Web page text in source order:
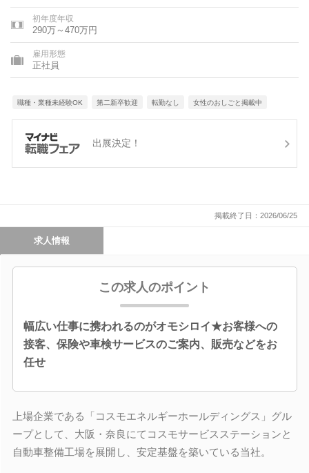
初年度年収
290万～470万円
雇用形態
正社員
職種・業種未経験OK 第二新卒歓迎 転勤なし 女性のおしごと掲載中
出展決定！
掲載終了日：2026/06/25
求人情報
この求人のポイント
幅広い仕事に携われるのがオモシロイ★お客様への
接客、保険や車検サービスのご案内、販売などをお
任せ
上場企業である「コスモエネルギーホールディングス」グル
ープとして、大阪・奈良にてコスモサービスステーションと
自動車整備工場を展開し、安定基盤を築いている当社。